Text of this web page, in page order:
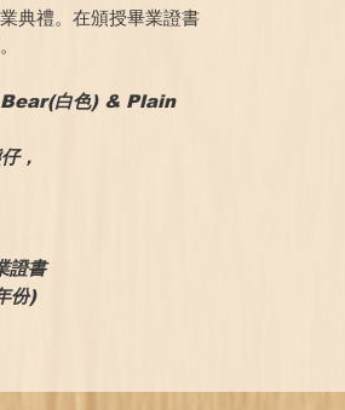
典禮。在頒授畢業證書
白色) & Plain
，
證書
份)